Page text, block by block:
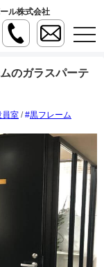
ル株式会社
t
o
l
g
t
i
o
n
のガラスパーテ
員室 / 黒フレーム